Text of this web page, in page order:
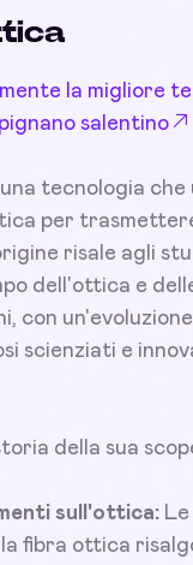
la migliore
salentino
tecnologia
per
risale agli
dell'ottica e
con
scienziati e
della sua
sull'ottica:
fibra ottica